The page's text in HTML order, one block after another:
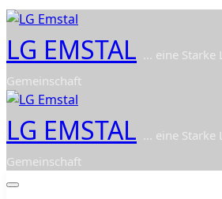
LG EMSTAL ... eine Starke
Gemeinschaft
LG EMSTAL ... eine Starke
Gemeinschaft